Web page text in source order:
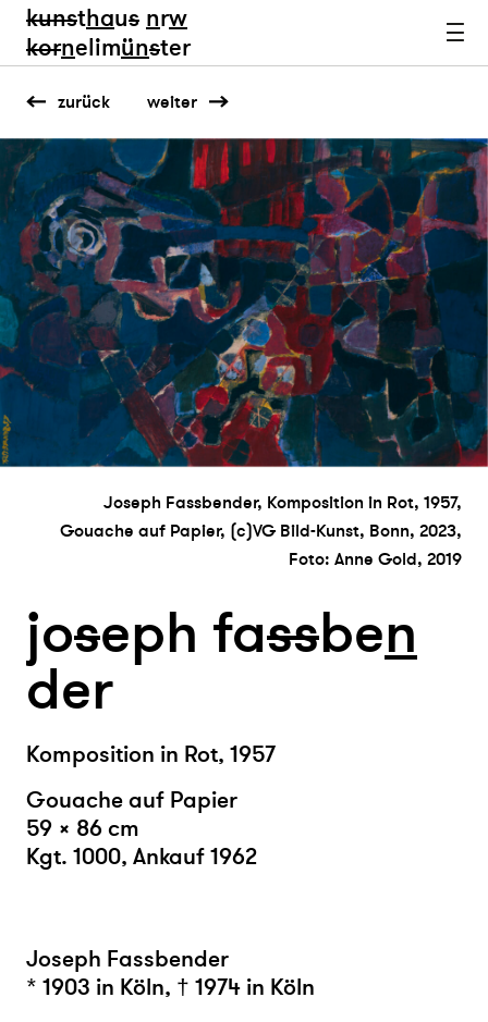
kunsthaus nrw
kornelimünster
zurück weiter
Joseph Fassbender, Komposition in Rot, 1957,
Gouache auf Papier, (c)VG Bild-Kunst, Bonn, 2023,
Foto: Anne Gold, 2019
joseph fassben
der
Komposition in Rot, 1957
Gouache auf Papier
59 × 86 cm
Kgt. 1000, Ankauf 1962
Joseph Fassbender
* 1903 in Köln, † 1974 in Köln